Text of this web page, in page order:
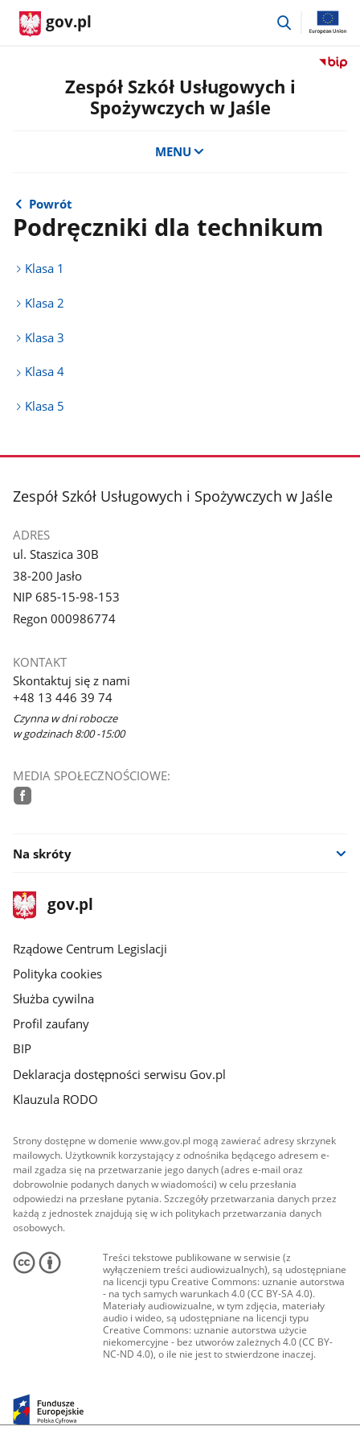
gov.pl
przejdź
Przejdź
Zespół Szkół Usługowych i
Spożywczych w Jaśle
MENU
Powrót
Podręczniki dla technikum
Klasa 1
Klasa 2
Klasa 3
Klasa 4
Klasa 5
stopka
Zespół Szkół Usługowych i Spożywczych w Jaśle
ADRES
ul. Staszica 30B
38-200 Jasło
NIP 685-15-98-153
Regon 000986774
KONTAKT
Skontaktuj się z nami
+48 13 446 39 74
Czynna w dni robocze
w godzinach 8:00 -15:00
MEDIA SPOŁECZNOŚCIOWE:
Na skróty
stopka
gov.plStrona
gov.pl
Rządowe Centrum Legislacji
Polityka cookies
Służba cywilna
Profil zaufany
BIP
Deklaracja dostępności serwisu Gov.pl
Klauzula RODO
Strony dostępne w domenie www.gov.pl mogą zawierać adresy skrzynek
mailowych. Użytkownik korzystający z odnośnika będącego adresem e-
mail zgadza się na przetwarzanie jego danych (adres e-mail oraz
dobrowolnie podanych danych w wiadomości) w celu przesłania
odpowiedzi na przesłane pytania. Szczegóły przetwarzania danych przez
każdą z jednostek znajdują się w ich politykach przetwarzania danych
osobowych.
Treści tekstowe publikowane w serwisie (z
wyłączeniem treści audiowizualnych), są udostępniane
na licencji typu Creative Commons: uznanie autorstwa
- na tych samych warunkach 4.0 (CC BY-SA 4.0).
Materiały audiowizualne, w tym zdjęcia, materiały
audio i wideo, są udostępniane na licencji typu
Creative Commons: uznanie autorstwa użycie
niekomercyjne - bez utworów zależnych 4.0 (CC BY-
NC-ND 4.0), o ile nie jest to stwierdzone inaczej.